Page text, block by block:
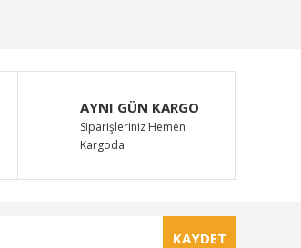
AYNI GÜN KARGO
Siparişleriniz Hemen
Kargoda
KAYDET